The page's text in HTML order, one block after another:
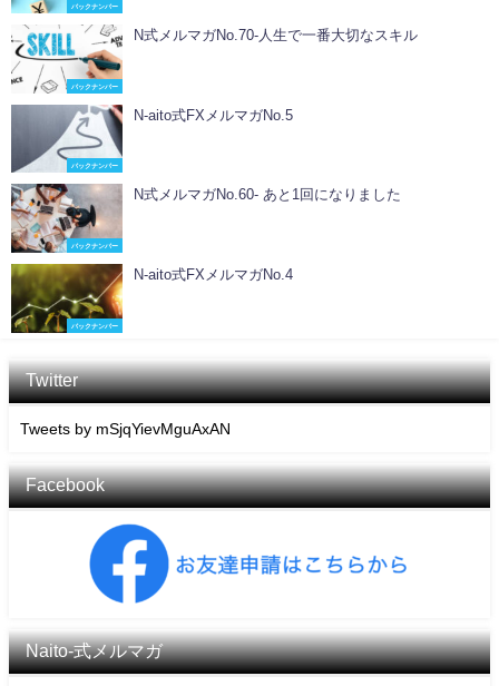
バックナンバー
バックナンバー
N式メルマガNo.70-人生で一番大切なスキル
バックナンバー
N-aito式FXメルマガNo.5
バックナンバー
N式メルマガNo.60- あと1回になりました
バックナンバー
N-aito式FXメルマガNo.4
Twitter
Tweets by mSjqYievMguAxAN
Facebook
Naito-式メルマガ